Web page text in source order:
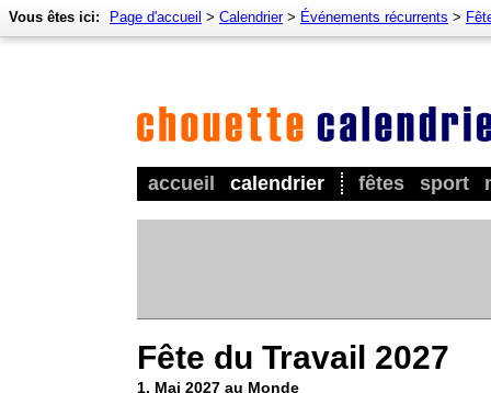
accueil calendrier fêtes sport
Vous êtes ici: Page d'accueil > Calendrier> Événements récurrents >
Fête du Travail 2027
1. Mai 2027 au Monde